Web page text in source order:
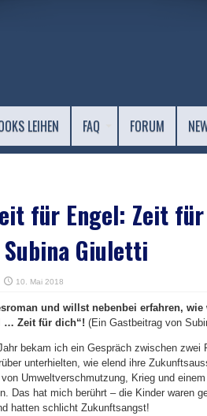
LEIHEN FAQ FORUM
für Engel: Zeit
Giuletti
10. Mai 2018
und willst nebenbei erfahren, wie
… Zeit für dich“! (Ein Gastbeitrag von
bekam ich ein Gespräch zwischen zwei
unterhielten, wie elend ihre
Umweltverschmutzung, Krieg und
Das hat mich berührt – die Kinder waren
hatten schlicht Zukunftsangst!